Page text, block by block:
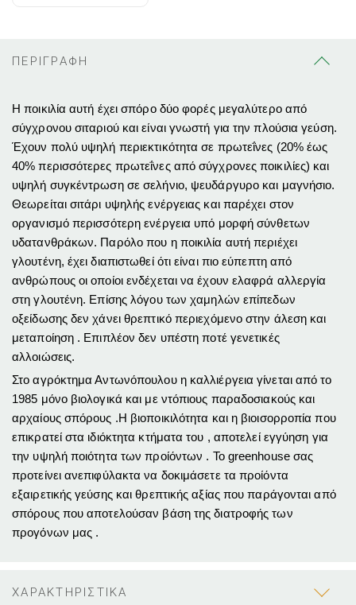
ΠΕΡΙΓΡΑΦΗ
Η ποικιλία αυτή έχει σπόρο δύο φορές μεγαλύτερο από
σύγχρονου σιταριού και είναι γνωστή για την πλούσια γεύση.
Έχουν πολύ υψηλή περιεκτικότητα σε πρωτεΐνες (20% έως
40% περισσότερες πρωτεΐνες από σύγχρονες ποικιλίες) και
υψηλή συγκέντρωση σε σελήνιο, ψευδάργυρο και μαγνήσιο.
Θεωρείται σιτάρι υψηλής ενέργειας και παρέχει στον
οργανισμό περισσότερη ενέργεια υπό μορφή σύνθετων
υδατανθράκων. Παρόλο που η ποικιλία αυτή περιέχει
γλουτένη, έχει διαπιστωθεί ότι είναι πιο εύπεπτη από
ανθρώπους οι οποίοι ενδέχεται να έχουν ελαφρά αλλεργία
στη γλουτένη. Επίσης λόγου των χαμηλών επίπεδων
οξείδωσης δεν χάνει θρεπτικό περιεχόμενο στην άλεση και
μεταποίηση . Επιπλέον δεν υπέστη ποτέ γενετικές
αλλοιώσεις.
Στο αγρόκτημα Αντωνόπουλου η καλλιέργεια γίνεται από το
1985 μόνο βιολογικά και με ντόπιους παραδοσιακούς και
αρχαίους σπόρους .Η βιοποικιλότητα και η βιοισορροπία που
επικρατεί στα ιδιόκτητα κτήματα του , αποτελεί εγγύηση για
την υψηλή ποιότητα των προίόντων . Το greenhouse σας
προτείνει ανεπιφύλακτα να δοκιμάσετε τα προίόντα
εξαιρετικής γεύσης και θρεπτικής αξίας που παράγονται από
σπόρους που αποτελούσαν βάση της διατροφής των
προγόνων μας .
ΧΑΡΑΚΤΗΡΙΣΤΙΚΑ